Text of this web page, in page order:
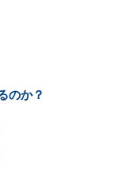
のか？